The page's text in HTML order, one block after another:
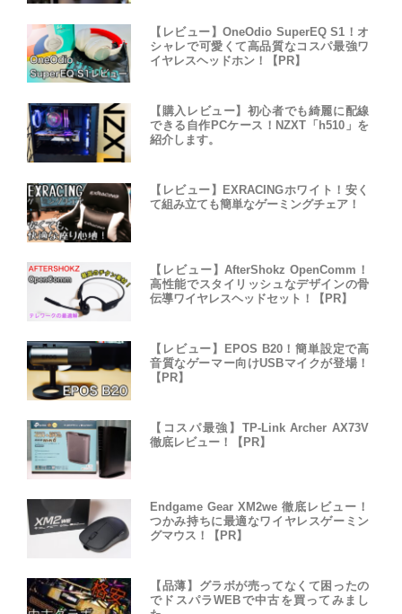
【レビュー】OneOdio SuperEQ S1！オ
シャレで可愛くて高品質なコスパ最強ワ
イヤレスヘッドホン！【PR】
【購入レビュー】初心者でも綺麗に配線
できる自作PCケース！NZXT「h510」を
紹介します。
【レビュー】EXRACINGホワイト！安く
て組み立ても簡単なゲーミングチェア！
【レビュー】AfterShokz OpenComm！
高性能でスタイリッシュなデザインの骨
伝導ワイヤレスヘッドセット！【PR】
【レビュー】EPOS B20！簡単設定で高
音質なゲーマー向けUSBマイクが登場！
【PR】
【コスパ最強】TP-Link Archer AX73V
徹底レビュー！【PR】
Endgame Gear XM2we 徹底レビュー！
つかみ持ちに最適なワイヤレスゲーミン
グマウス！【PR】
【品薄】グラボが売ってなくて困ったの
でドスパラWEBで中古を買ってみまし